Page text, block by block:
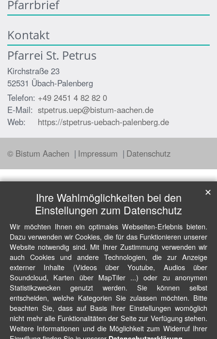
Pfarrbrief
Kontakt
Pfarrei St. Petrus
Kirchstraße 23
52531 Übach-Palenberg
Telefon: +49 2451 4 82 82 0
E-Mail: stpetrus.uep@bistum-aachen.de
Web:
https://stpetrus-uebach-palenberg.de
© Bistum Aachen Impressum Datenschutz
Ihre Wahlmöglichkeiten bei den
Einstellungen zum Datenschutz
Wir möchten Ihnen ein optimales Webseiten-Erlebnis bieten.
Dazu verwenden wir Cookies, die für das Funktionieren unserer
Website notwendig sind. Mit Ihrer Zustimmung verwenden wir
auch Cookies und andere Technologien, die zur Anzeige
externer Inhalte (Videos über Youtube, Audios über
Soundcloud, Karten über MapTiler ...) oder zu anonymen
Statistikzwecken genutzt werden. Sie können selbst
entscheiden, welche Kategorien Sie zulassen möchten. Bitte
beachten Sie, dass auf Basis Ihrer Einstellungen womöglich
nicht mehr alle Funktionalitäten der Seite zur Verfügung stehen.
Weitere Informationen und die Möglichkeit zum Widerruf Ihrer
✕